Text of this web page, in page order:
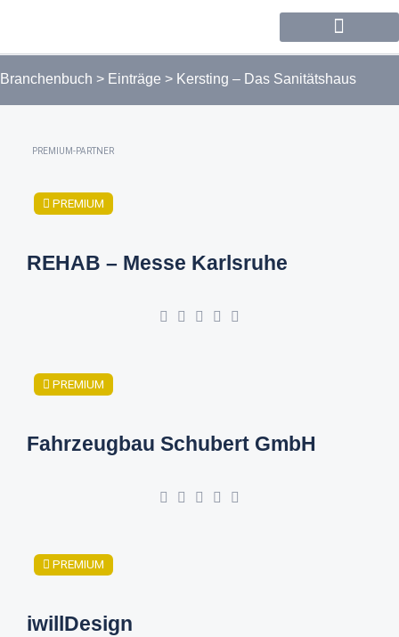
Branchenbuch > Einträge > Kersting – Das Sanitätshaus
PREMIUM-PARTNER
PREMIUM
REHAB – Messe Karlsruhe
PREMIUM
Fahrzeugbau Schubert GmbH
PREMIUM
iwillDesign